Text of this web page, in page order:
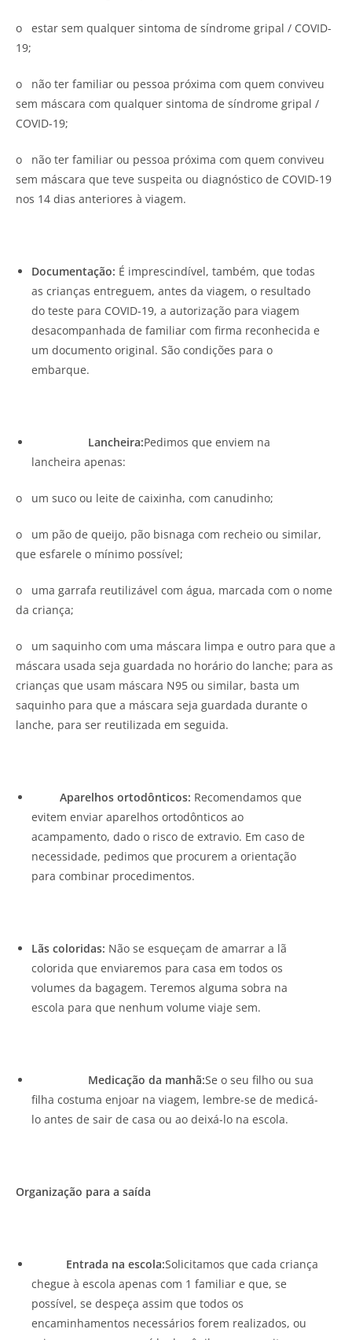
o estar sem qualquer sintoma de síndrome gripal / COVID-
19;
o não ter familiar ou pessoa próxima com quem conviveu
sem máscara com qualquer sintoma de síndrome gripal /
COVID-19;
o não ter familiar ou pessoa próxima com quem conviveu
sem máscara que teve suspeita ou diagnóstico de COVID-19
nos 14 dias anteriores à viagem.
Documentação: É imprescindível, também, que todas
as crianças entreguem, antes da viagem, o resultado
do teste para COVID-19, a autorização para viagem
desacompanhada de familiar com firma reconhecida e
um documento original. São condições para o
embarque.
Lancheira:Pedimos que enviem na
lancheira apenas:
o um suco ou leite de caixinha, com canudinho;
o um pão de queijo, pão bisnaga com recheio ou similar,
que esfarele o mínimo possível;
o uma garrafa reutilizável com água, marcada com o nome
da criança;
o um saquinho com uma máscara limpa e outro para que a
máscara usada seja guardada no horário do lanche; para as
crianças que usam máscara N95 ou similar, basta um
saquinho para que a máscara seja guardada durante o
lanche, para ser reutilizada em seguida.
Aparelhos ortodônticos: Recomendamos que
evitem enviar aparelhos ortodônticos ao
acampamento, dado o risco de extravio. Em caso de
necessidade, pedimos que procurem a orientação
para combinar procedimentos.
Lãs coloridas: Não se esqueçam de amarrar a lã
colorida que enviaremos para casa em todos os
volumes da bagagem. Teremos alguma sobra na
escola para que nenhum volume viaje sem.
Medicação da manhã:Se o seu filho ou sua
filha costuma enjoar na viagem, lembre-se de medicá-
lo antes de sair de casa ou ao deixá-lo na escola.
Organização para a saída
Entrada na escola:Solicitamos que cada criança
chegue à escola apenas com 1 familiar e que, se
possível, se despeça assim que todos os
encaminhamentos necessários forem realizados, ou